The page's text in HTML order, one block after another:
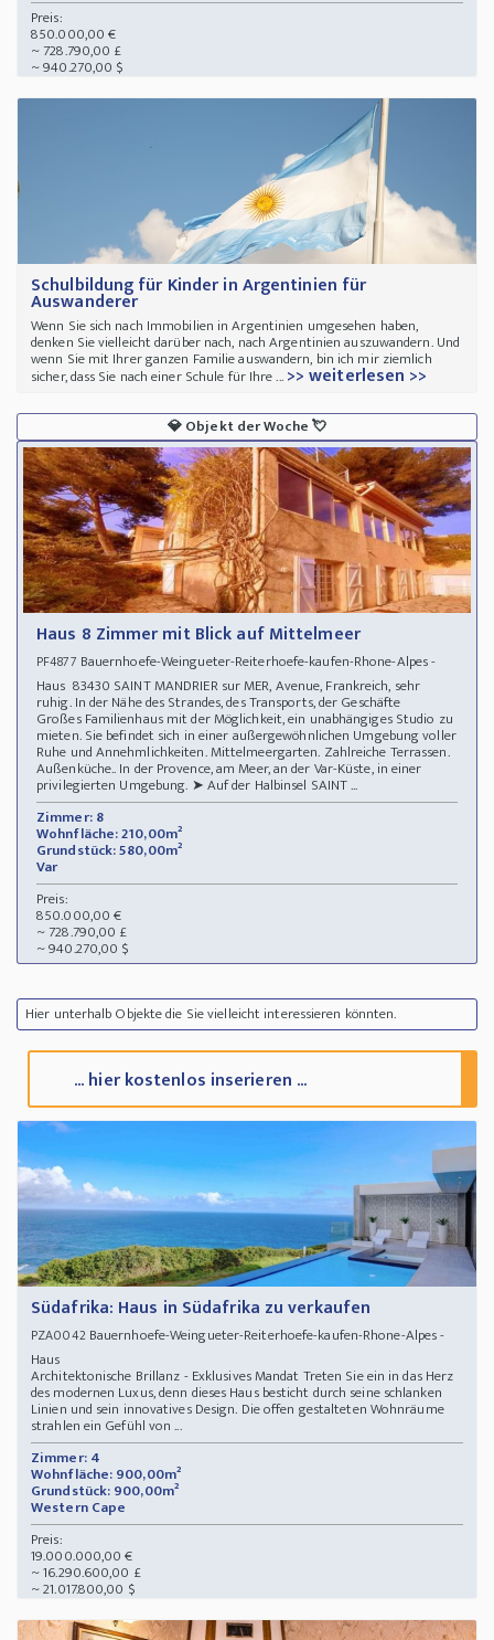
Preis:
850.000,00 €
~ 728.790,00 £
~ 940.270,00 $
Schulbildung für Kinder in Argentinien für
Auswanderer
Wenn Sie sich nach Immobilien in Argentinien umgesehen haben,
denken Sie vielleicht darüber nach, nach Argentinien auszuwandern. Und
wenn Sie mit Ihrer ganzen Familie auswandern, bin ich mir ziemlich
sicher, dass Sie nach einer Schule für Ihre ...>> weiterlesen >>
💎Objekt der Woche💘
Haus 8 Zimmer mit Blick auf Mittelmeer
PF4877 Bauernhoefe-Weingueter-Reiterhoefe-kaufen-Rhone-Alpes -
Haus 83430 SAINT MANDRIER sur MER, Avenue, Frankreich, sehr
ruhig. In der Nähe des Strandes, des Transports, der Geschäfte
Großes Familienhaus mit der Möglichkeit, ein unabhängiges Studio zu
mieten. Sie befindet sich in einer außergewöhnlichen Umgebung voller
Ruhe und Annehmlichkeiten. Mittelmeergarten. Zahlreiche Terrassen.
Außenküche.. In der Provence, am Meer, an der Var-Küste, in einer
privilegierten Umgebung. ➤ Auf der Halbinsel SAINT ...
Zimmer: 8
Wohnfläche: 210,00m²
Grundstück: 580,00m²
Var
Preis:
850.000,00 €
~ 728.790,00 £
~ 940.270,00 $
Hier unterhalb Objekte die Sie vielleicht interessieren könnten.
... hier kostenlos inserieren ...
Südafrika: Haus in Südafrika zu verkaufen
PZA0042Bauernhoefe-Weingueter-Reiterhoefe-kaufen-Rhone-Alpes -
Haus
Architektonische Brillanz - Exklusives Mandat Treten Sie ein in das Herz
des modernen Luxus, denn dieses Haus besticht durch seine schlanken
Linien und sein innovatives Design. Die offen gestalteten Wohnräume
strahlen ein Gefühl von ...
Zimmer: 4
Wohnfläche: 900,00m²
Grundstück: 900,00m²
Western Cape
Preis:
19.000.000,00 €
~ 16.290.600,00 £
~ 21.017.800,00 $